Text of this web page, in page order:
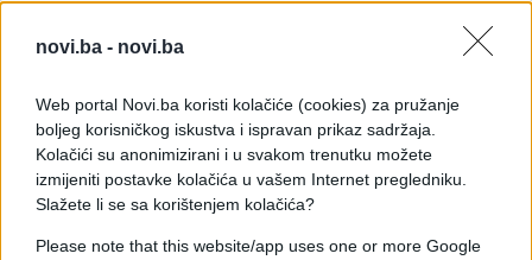
novi.ba - novi.ba
Web portal Novi.ba koristi kolačiće (cookies) za pružanje
boljeg korisničkog iskustva i ispravan prikaz sadržaja.
Kolačići su anonimizirani i u svakom trenutku možete
izmijeniti postavke kolačića u vašem Internet pregledniku.
Slažete li se sa korištenjem kolačića?
Please note that this website/app uses one or more Google
helicopter over Strait of Hormuz, vows
responsepic.twitter.com/qI9aKudgF1
— Trump Truths (@trumptruthsbot)June 9,
2026